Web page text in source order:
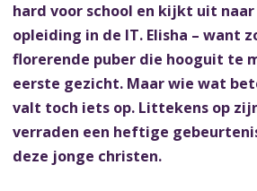
hard voor school en kijkt uit
opleiding in de IT. Elisha – want
florerende puber die hooguit te
eerste gezicht. Maar wie wat
valt toch iets op. Littekens op
verraden een heftige
deze jonge christen.